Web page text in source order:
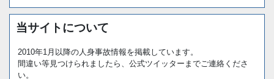
当サイトについて
2010年1月以降の人身事故情報を掲載しています。
間違い等見つけられましたら、公式ツイッターまでご連絡くださ
い。